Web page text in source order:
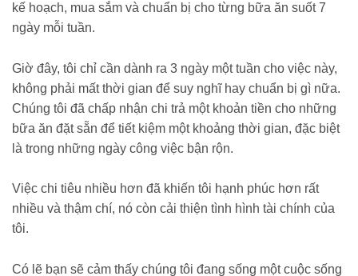
kế hoạch, mua sắm và chuẩn bị cho từng bữa ăn suốt 7
ngày mỗi tuần.
Giờ đây, tôi chỉ cần dành ra 3 ngày một tuần cho việc này,
không phải mất thời gian để suy nghĩ hay chuẩn bị gì nữa.
Chúng tôi đã chấp nhận chi trả một khoản tiền cho những
bữa ăn đặt sẵn để tiết kiệm một khoảng thời gian, đặc biệt
là trong những ngày công việc bận rộn.
Việc chi tiêu nhiều hơn đã khiến tôi hạnh phúc hơn rất
nhiều và thậm chí, nó còn cải thiện tình hình tài chính của
tôi.
Có lẽ bạn sẽ cảm thấy chúng tôi đang sống một cuộc sống